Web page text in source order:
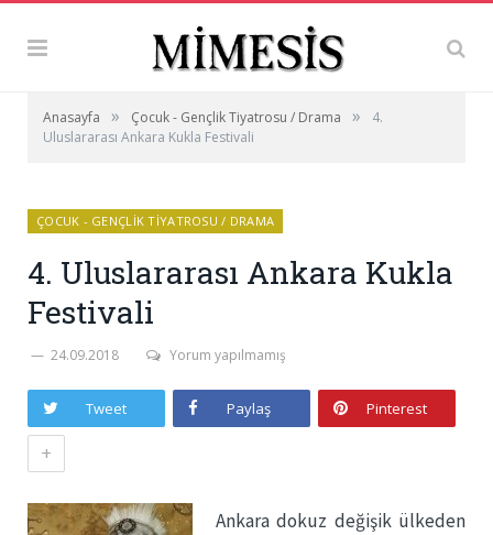
Anasayfa » Çocuk - Gençlik Tiyatrosu / Drama »
4.
Uluslararası Ankara Kukla Festivali
ÇOCUK - GENÇLIK TIYATROSU / DRAMA
4. Uluslararası Ankara Kukla
Festivali
24.09.2018 Yorum yapılmamış
Tweet Paylaş Pinterest
+
Ankara dokuz değişik ülkeden